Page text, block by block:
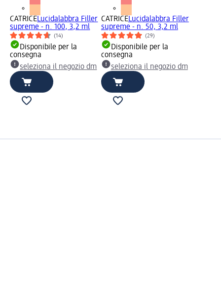
CATRICELucidalabbra Filler
supreme - n. 100, 3,2 ml
(14)
Disponibile per la
consegna
seleziona il negozio dm
CATRICELucidalabbra Filler
supreme - n. 50, 3,2 ml
(29)
Disponibile per la
consegna
seleziona il negozio dm